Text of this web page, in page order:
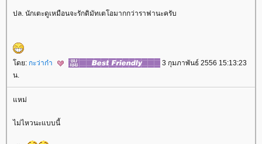
ปล. นักเตะดูเหมือนจะรักดิมัทเตโอมากกว่าราฟานะครับ
ดย: กะว่าก๋า
3 กุมภาพันธ์ 2556 15:13:23
น.
หม่
ไม่ไหวนะแบบนี้